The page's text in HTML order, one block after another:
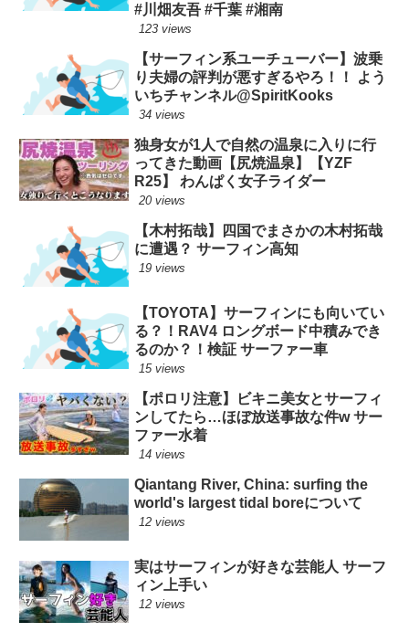
#川畑友吾 #千葉 #湘南
123 views
【サーフィン系ユーチューバー】波乗
り夫婦の評判が悪すぎるやろ！！ よう
いちチャンネル@SpiritKooks
34 views
独身女が1人で自然の温泉に入りに行
ってきた動画【尻焼温泉】【YZF
R25】 わんぱく女子ライダー
20 views
【木村拓哉】四国でまさかの木村拓哉
に遭遇？ サーフィン高知
19 views
【TOYOTA】サーフィンにも向いてい
る？！RAV4 ロングボード中積みでき
るのか？！検証 サーファー車
15 views
【ポロリ注意】ビキニ美女とサーフィ
ンしてたら…ほぼ放送事故な件w サー
ファー水着
14 views
Qiantang River, China: surfing the
world's largest tidal boreについて
12 views
実はサーフィンが好きな芸能人 サーフ
ィン上手い
12 views